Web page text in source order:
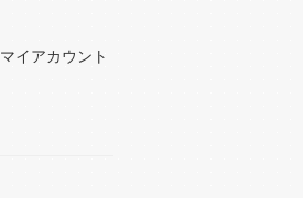
マイアカウント